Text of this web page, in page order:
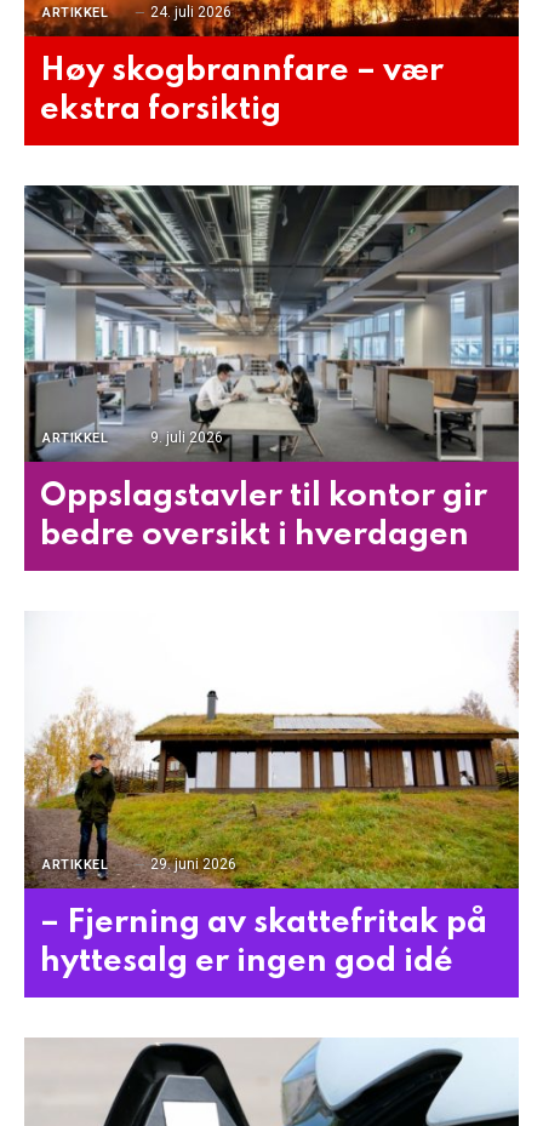
ARTIKKEL 24. juli 2026
Høy skogbrannfare – vær
ekstra forsiktig
ARTIKKEL 9. juli 2026
Oppslagstavler til kontor gir
bedre oversikt i hverdagen
ARTIKKEL 29. juni 2026
– Fjerning av skattefritak på
hyttesalg er ingen god idé